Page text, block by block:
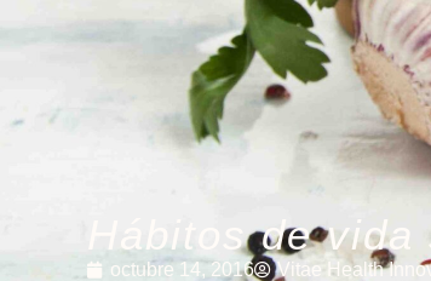
Hábitos de
octubre 14, 2016 Vitae Health